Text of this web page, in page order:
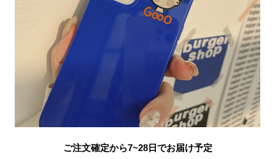
ご注文確定から7~28日でお届け予定